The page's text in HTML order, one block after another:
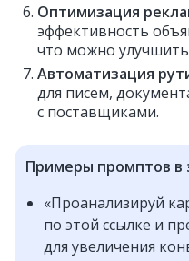
Оптимизация
эффективность
что можно
Автоматизация
для писем,
с поставщиками.
Примеры промптов в
«Проанализируй
по этой ссылке и
для увеличения